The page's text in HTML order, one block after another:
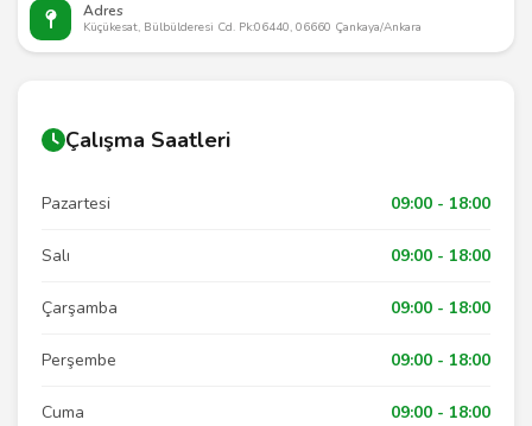
Adres
Küçükesat, Bülbülderesi Cd. Pk:06440, 06660 Çankaya/Ankara
Çalışma Saatleri
Pazartesi 09:00 - 18:00
Salı 09:00 - 18:00
Çarşamba 09:00 - 18:00
Perşembe 09:00 - 18:00
Cuma 09:00 - 18:00